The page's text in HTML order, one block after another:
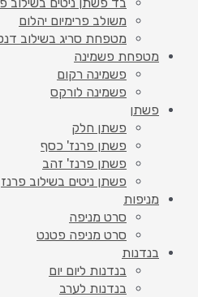
משולב פרימיום יהלום
מטפחת סריג בשילוב דנטל
מטפחת פשמינה
פשמינה רקום
פשמינה לורקס
פשתן
פשתן חלק
פשתן פרנז' כסף
פשתן פרנז' זהב
פשתן ניטים בשילוב פרנז
מניפות
סרט מניפה
סרט מניפה פטנט
בנדנות
בנדנות ליום יום
בנדנות לערב